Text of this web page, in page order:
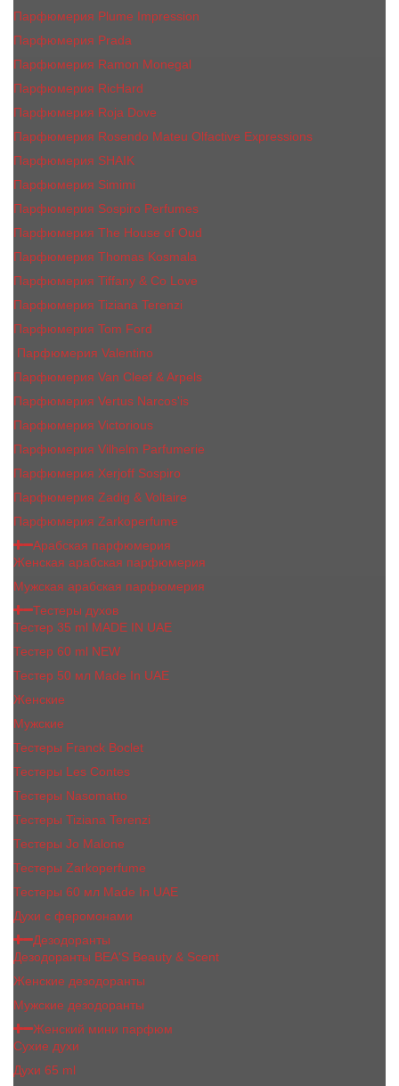
Парфюмерия Plume Impression
Парфюмерия Prada
Парфюмерия Ramon Monegal
Парфюмерия RicHard
Парфюмерия Roja Dove
Парфюмерия Rosendo Mateu Olfactive Expressions
Парфюмерия SHAIK
Парфюмерия Simimi
Парфюмерия Sospiro Perfumes
Парфюмерия The House of Oud
Парфюмерия Thomas Kosmala
Парфюмерия Tiffany & Co Love
Парфюмерия Tiziana Terenzi
Парфюмерия Tom Ford
Парфюмерия Valentino
Парфюмерия Van Cleef & Arpels
Парфюмерия Vertus Narcos'is
Парфюмерия Victorious
Парфюмерия Vilhelm Parfumerie
Парфюмерия Xerjoff Sospiro
Парфюмерия Zadig & Voltaire
Парфюмерия Zarkoperfume
Арабская парфюмерия
Женская арабская парфюмерия
Мужская арабская парфюмерия
Тестеры духов
Тестер 35 ml MADE IN UAE
Тестер 60 ml NEW
Тестер 50 мл Made In UAE
Женские
Мужские
Тестеры Franck Boclet
Тестеры Les Contes
Тестеры Nasomatto
Тестеры Tiziana Terenzi
Тестеры Jо Malоnе
Тестеры Zarkoperfume
Тестеры 60 мл Made In UAE
Духи с феромонами
Дезодоранты
Дезодоранты BEA'S Beauty & Scent
Женские дезодоранты
Мужские дезодоранты
Женский мини парфюм
Сухие духи
Духи 65 ml